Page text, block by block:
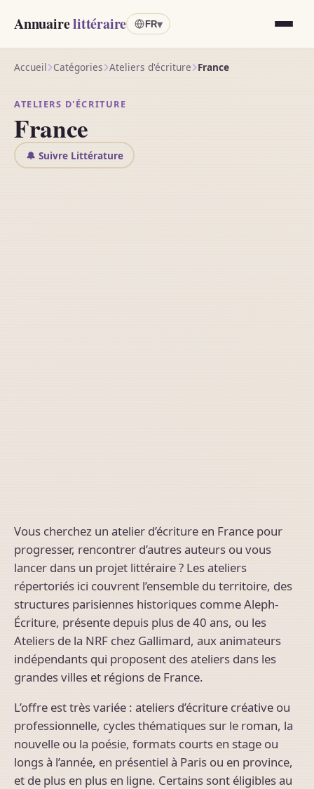
Annuairelittéraire FR▾
Accueil Catégories Ateliers d'écriture France
ATELIERS D'ÉCRITURE
France
🔔 Suivre Littérature
Vous cherchez un atelier d’écriture en France pour
progresser, rencontrer d’autres auteurs ou vous
lancer dans un projet littéraire ? Les ateliers
répertoriés ici couvrent l’ensemble du territoire, des
structures parisiennes historiques comme Aleph-
Écriture, présente depuis plus de 40 ans, ou les
Ateliers de la NRF chez Gallimard, aux animateurs
indépendants qui proposent des ateliers dans les
grandes villes et régions de France.
L’offre est très variée : ateliers d’écriture créative ou
professionnelle, cycles thématiques sur le roman, la
nouvelle ou la poésie, formats courts en stage ou
longs à l’année, en présentiel à Paris ou en province,
et de plus en plus en ligne. Certains sont éligibles au